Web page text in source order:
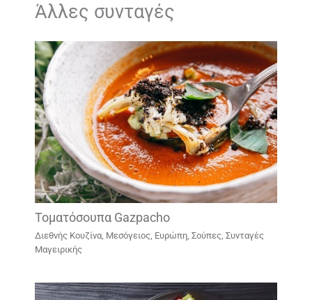
Άλλες συνταγές
Τοματόσουπα Gazpacho
Διεθνής Κουζίνα, Μεσόγειος, Ευρώπη, Σούπες, Συνταγές
Μαγειρικής